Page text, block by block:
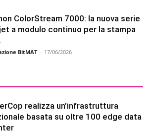
ColorStream 7000: la nuova serie
a modulo continuo per la stampa
BitMAT - 17/06/2026
realizza un’infrastruttura
basata su oltre 100 edge data